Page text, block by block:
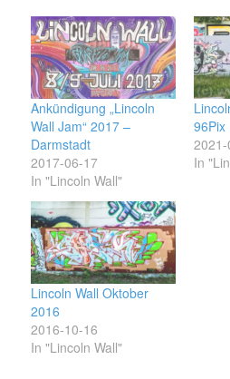
Ankündigung „Lincoln
Wall Jam“ 2017 –
Darmstadt
2017-06-17
In "Lincoln Wall"
96Pix
In
Lincoln Wall Oktober
2016
2016-10-16
In "Lincoln Wall"